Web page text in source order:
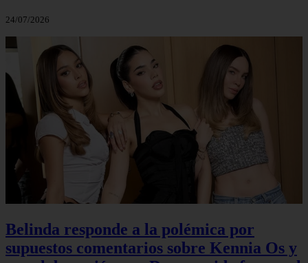
24/07/2026
Belinda responde a la polémica por
supuestos comentarios sobre Kennia Os y